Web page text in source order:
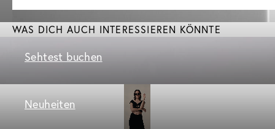
WAS DICH AUCH INTERESSIEREN KÖNNTE
Sehtest buchen
Neuheiten